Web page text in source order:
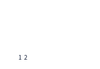
1 2